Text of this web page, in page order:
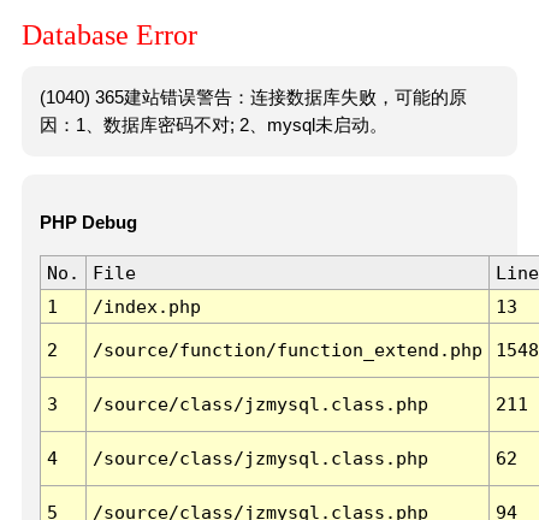
Database Error
(1040) 365建站错误警告：连接数据库失败，可能的原
因：1、数据库密码不对; 2、mysql未启动。
PHP Debug
No. File
Line
1
/index.php 13
2 /source/function/function_extend.php 1548
3 /source/class/jzmysql.class.php 211
4 /source/class/jzmysql.class.php 62
5 /source/class/jzmysql.class.php 94